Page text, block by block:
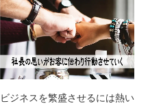
ビジネスを繁盛させるには熱い